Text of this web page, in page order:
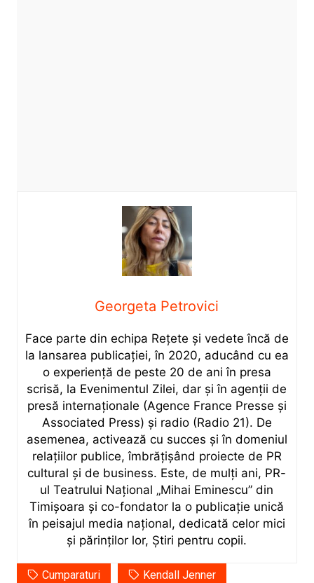
Georgeta Petrovici
Face parte din echipa Rețete și vedete încă de
la lansarea publicației, în 2020, aducând cu ea
o experiență de peste 20 de ani în presa
scrisă, la Evenimentul Zilei, dar și în agenții de
presă internaționale (Agence France Presse și
Associated Press) și radio (Radio 21). De
asemenea, activează cu succes și în domeniul
relațiilor publice, îmbrățișând proiecte de PR
cultural și de business. Este, de mulți ani, PR-
ul Teatrului Național „Mihai Eminescu” din
Timișoara și co-fondator la o publicație unică
în peisajul media național, dedicată celor mici
și părinților lor, Știri pentru copii.
Cumparaturi Kendall Jenner